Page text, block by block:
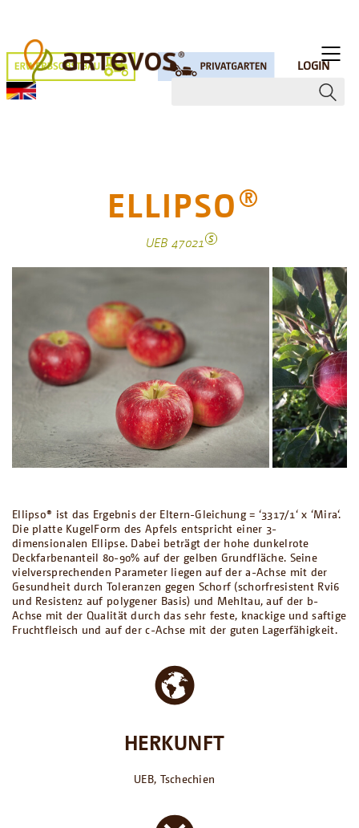
LOGIN
ELLIPSOR
UEB 47021S
Ellipso® ist das Ergebnis der Eltern-Gleichung = ‘3317/1‘ x ‘Mira‘.
Die platte KugelForm des Apfels entspricht einer 3-
dimensionalen Ellipse. Dabei beträgt der hohe dunkelrote
Deckfarbenanteil 80-90% auf der gelben Grundfläche. Seine
vielversprechenden Parameter liegen auf der a-Achse mit der
Gesundheit durch Toleranzen gegen Schorf (schorfresistent Rvi6
und Resistenz auf polygener Basis) und Mehltau, auf der b-
Achse mit der Qualität durch das sehr feste, knackige und saftige
Fruchtfleisch und auf der c-Achse mit der guten Lagerfähigkeit.
HERKUNFT
UEB, Tschechien